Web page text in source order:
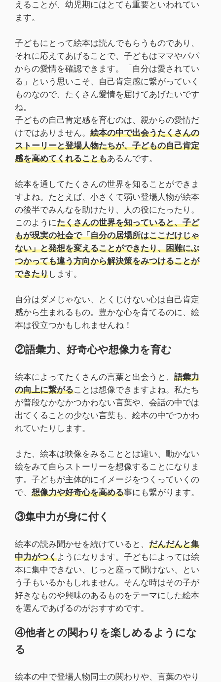
えることが、幼児期にはとても重要といわれてい
ます。
子どもにとって絵本は読んでもらうものであり、
それに応えてあげることで、子どもはママやパパ
からの愛情を確認できます。「自分は愛されてい
る」という思いこそ、自己肯定感に繋がっていく
ものなので、たくさん愛情を届けてあげたいです
ね。
子どもの自己肯定感を育むのは、親からの愛情だ
けではありません。 絵本の中で出会うたくさんの
ストーリーと登場人物たちが、子どもの自己肯定
感を高めてくれることもあるんです。
絵本を通してたくさんの世界を知ることができま
すよね。たとえば、小さくて弱い登場人物が絵本
の後半でみんなを助けたり、人の役にたったり。
このようにたくさんの世界を知っていると、子ど
もが現実の社会で「自分の居場所はここだけじゃ
ない」と発想を変えることができたり、困難にぶ
つかっても違う方向から解決策をみつけることが
できたりします。
自分はダメじゃない、とくじけない心は自己肯定
感から生まれるもの。豊かな心を育てるのに、絵
本は役立つかもしれませんね！
②語彙力、好奇心や想像力を育む
絵本によってたくさんの言葉と出会うと、 語彙力
の向上に繋がることは想像できますよね。私たち
が普段なかなかつかわない言葉や、会話の中では
出てくることの少ない言葉も、絵本の中でつかわ
れていたりします。
また、絵本は映像をみることとは違い、動かない
絵をみて自らストーリーを想像することになりま
す。子どもが主体的にイメージをつくっていくの
で、 想像力や好奇心を高める事にも繋がります。
③集中力が身に付く
絵本の読み聞かせを続けていると、 だんだんと集
中力がつくようになります。子どもによっては絵
本に集中できない、じっと座って聞けない、とい
う子もいるかもしれません。そんな時はその子が
好きなものや興味のあるものをテーマにした絵本
を選んであげるのがおすすめです。
④他者との関わりを楽しめるようにな
る
絵本の中で登場人物同士の関わりや、言葉のやり